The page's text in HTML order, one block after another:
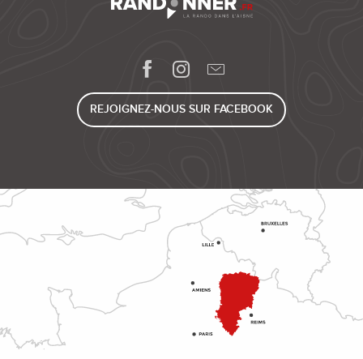
REJOIGNEZ-NOUS SUR FACEBOOK